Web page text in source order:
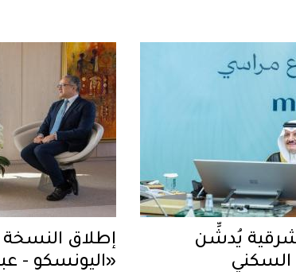
يُدشِّن
إطلاق النسخة
«اليونسكو -